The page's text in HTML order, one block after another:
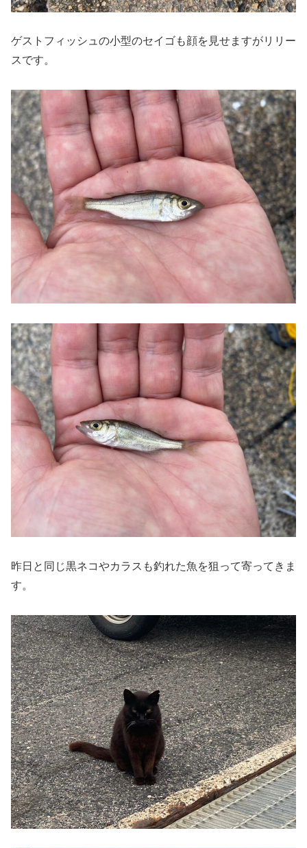
ゲストフィッシュの小型のセイゴも顔を見せますがリリー
スです。
昨日と同じ黒ネコやカラスも釣れた魚を狙って寄ってきま
す。